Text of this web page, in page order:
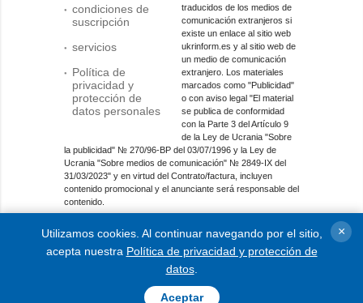
condiciones de
suscripción
servicios
Política de
privacidad y
protección de
datos personales
traducidos de los medios de
comunicación extranjeros si
existe un enlace al sitio web
ukrinform.es y al sitio web de
un medio de comunicación
extranjero. Los materiales
marcados como "Publicidad"
o con aviso legal "El material
se publica de conformidad
con la Parte 3 del Artículo 9
de la Ley de Ucrania "Sobre
la publicidad" № 270/96-ВР del 03/07/1996 y la Ley de
Ucrania "Sobre medios de comunicación" № 2849-IX del
31/03/2023" y en virtud del Contrato/factura, incluyen
contenido promocional y el anunciante será responsable del
contenido.
Entidad de medios en línea; identificador de medios: R40-
01421.
© 2015-2026 Ukrinform. Todos los derechos reservados.
Utilizamos cookies. Al continuar navegando por el sitio,
acepta nuestra Política de privacidad y protección de
datos.
Aceptar
×